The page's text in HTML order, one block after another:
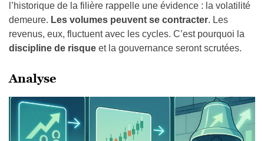
l’historique de la filière rappelle une évidence : la volatilité
demeure. Les volumes peuvent se contracter. Les
revenus, eux, fluctuent avec les cycles. C’est pourquoi la
discipline de risque et la gouvernance seront scrutées.
Analyse